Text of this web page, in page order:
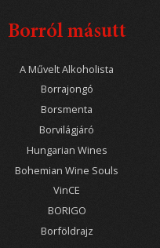
Borról másutt
A Művelt Alkoholista
Borrajongó
Borsmenta
Borvilágjáró
Hungarian Wines
Bohemian Wine Souls
VinCE
BORIGO
Borföldrajz